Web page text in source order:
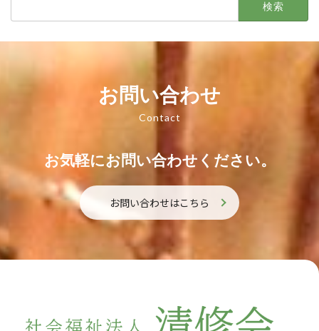
お問い合わせ
Contact
お気軽にお問い合わせください。
お問い合わせはこちら